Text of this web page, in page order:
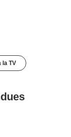
la TV